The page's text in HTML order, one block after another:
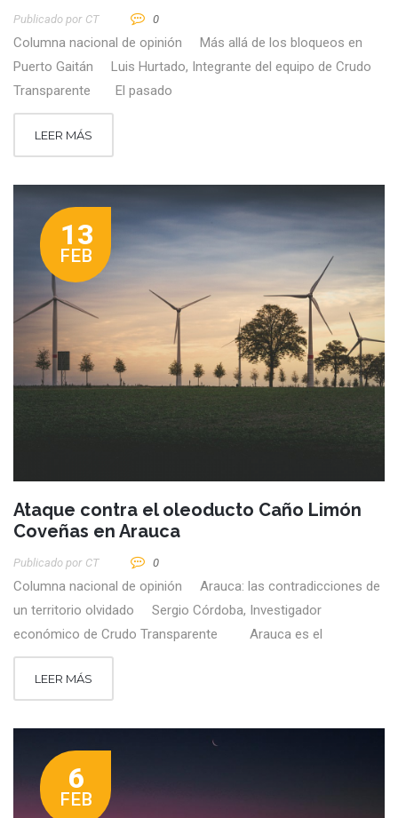
Publicado por CT 0
Columna nacional de opinión Más allá de los bloqueos en
Puerto Gaitán Luis Hurtado, Integrante del equipo de Crudo
Transparente El pasado
LEER MÁS
13
FEB
Ataque contra el oleoducto Caño Limón
Coveñas en Arauca
Publicado por CT 0
Columna nacional de opinión Arauca: las contradicciones de
un territorio olvidado Sergio Córdoba, Investigador
económico de Crudo Transparente Arauca es el
LEER MÁS
6
FEB